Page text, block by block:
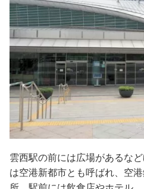
雲西駅の前には広場があるな
は空港新都市とも呼ばれ、空